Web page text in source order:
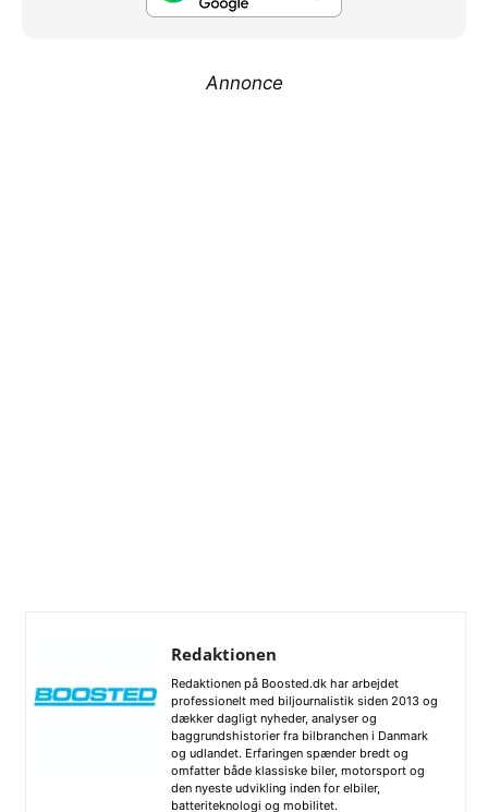
Annonce
Redaktionen
Redaktionen på Boosted.dk har arbejdet
professionelt med biljournalistik siden 2013 og
dækker dagligt nyheder, analyser og
baggrundshistorier fra bilbranchen i Danmark
og udlandet. Erfaringen spænder bredt og
omfatter både klassiske biler, motorsport og
den nyeste udvikling inden for elbiler,
batteriteknologi og mobilitet.